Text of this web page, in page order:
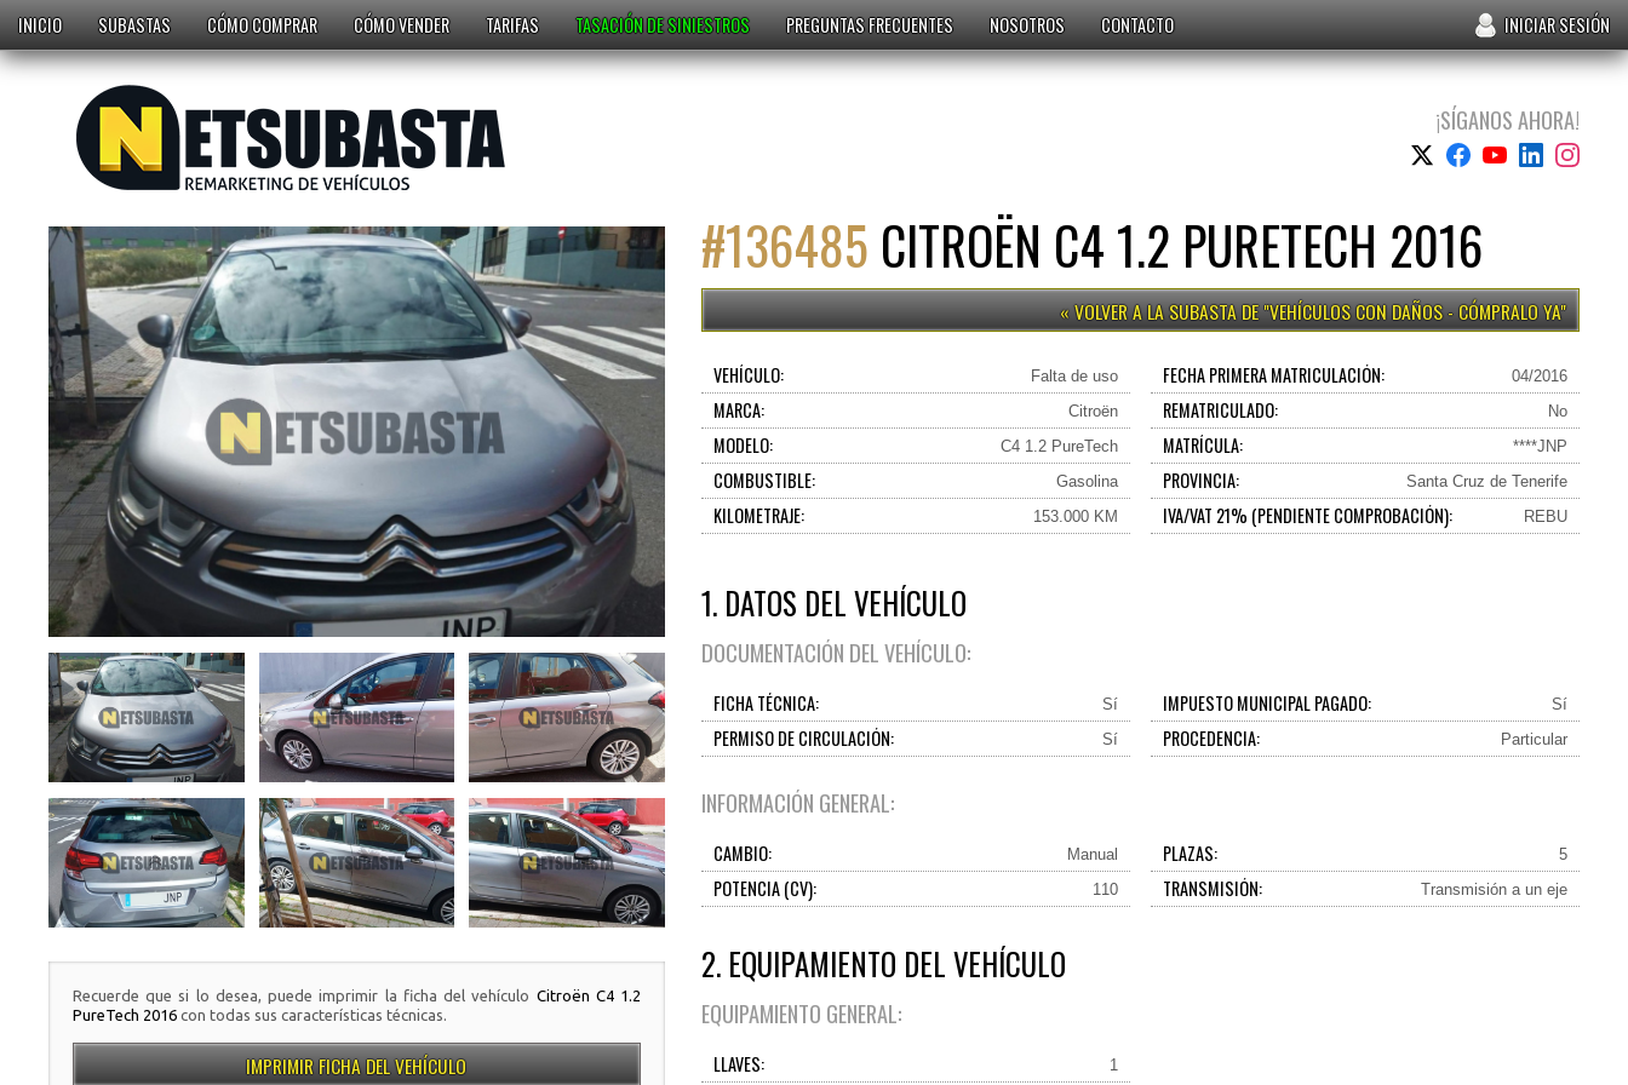
INICIO SUBASTAS CÓMO COMPRAR CÓMO VENDER TARIFAS TASACIÓN DE SINIESTROS PREGUNTAS FRECUENTES NOSOTROS CONTACTO INICIAR SESIÓN
¡SÍGANOS AHORA!
Recuerde que si lo desea, puede imprimir la ficha del vehículo Citroën C4 1.2
PureTech 2016 con todas sus características técnicas.
IMPRIMIR FICHA DEL VEHÍCULO
#136485 CITROËN C4 1.2 PURETECH 2016
VEHÍCULOS CON DAÑOS - CÓMPRALO YA
VEHÍCULO: Falta de uso
MARCA: Citroën
MODELO: C4 1.2 PureTech
COMBUSTIBLE: Gasolina
KILOMETRAJE: 153.000 KM
FECHA PRIMERA MATRICULACIÓN: 04/2016
REMATRICULADO: No
MATRÍCULA: ****JNP
PROVINCIA: Santa Cruz de Tenerife
IVA/VAT 21% (PENDIENTE COMPROBACIÓN): REBU
1. DATOS DEL VEHÍCULO
DOCUMENTACIÓN DEL VEHÍCULO:
FICHA TÉCNICA: Sí
PERMISO DE CIRCULACIÓN: Sí
IMPUESTO MUNICIPAL PAGADO: Sí
PROCEDENCIA: Particular
INFORMACIÓN GENERAL:
CAMBIO: Manual
POTENCIA (CV): 110
PLAZAS: 5
TRANSMISIÓN: Transmisión a un eje
2. EQUIPAMIENTO DEL VEHÍCULO
EQUIPAMIENTO GENERAL:
LLAVES: 1